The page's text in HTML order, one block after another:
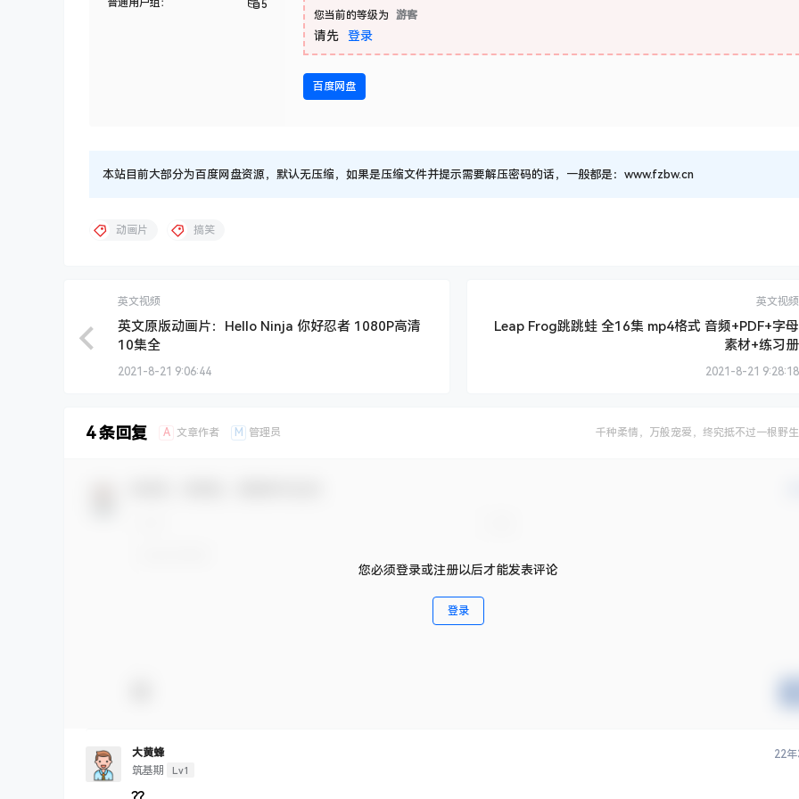
5
您当前的等级为 游客
请先 登录
百度网盘
本站目前大部分为百度网盘资源，默认无压缩，如果是压缩文件并提示需要解压密码的话，一般都是：www.fzbw.cn
动画片 搞笑
英文视频
英文原版动画片：Hello Ninja 你好忍者 1080P高清
10集全
2021-8-21 9:06:44
英文视频
Leap Frog跳跳蛙 全16集 mp4格式 音频+PDF+字母
素材+练习册
2021-8-21 9:28:18
4 条回复 A 文章作者 M 管理员 千种柔情，万般宠爱，终究抵不过一根野
您必须登录或注册以后才能发表评论
登录
大黄蜂
筑基期
Lv1
22年